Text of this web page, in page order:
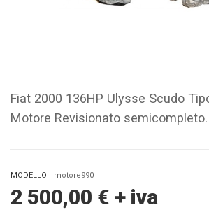
Fiat 2000 136HP Ulysse Scudo
Motore Revisionato semicompleto.
MODELLO motore990
2 500,00 € + iva